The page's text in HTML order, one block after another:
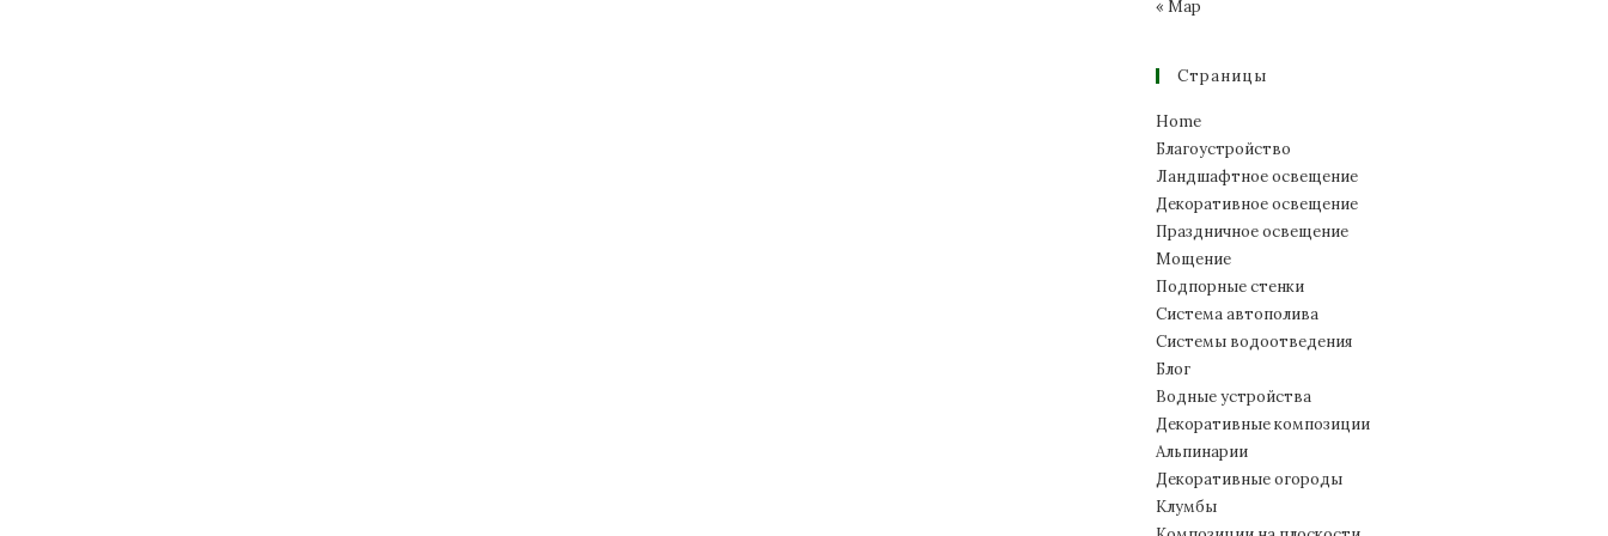
« Мар
Страницы
Home
Благоустройство
Ландшафтное освещение
Декоративное освещение
Праздничное освещение
Мощение
Подпорные стенки
Система автополива
Системы водоотведения
Блог
Водные устройства
Декоративные композиции
Альпинарии
Декоративные огороды
Клумбы